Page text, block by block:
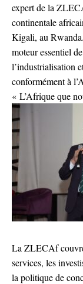
expert de la
continentale
Kigali, au
moteur essentiel
l’industrialisation
conformément à
« L’Afrique que
La ZLECAf
services, les
la politique de